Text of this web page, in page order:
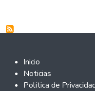
Footer 2
Inicio
Noticias
Política de